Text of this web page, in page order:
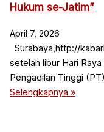
Hukum se-Jatim”
April 7, 2026
Surabaya,http://
setelah libur Hari
Pengadilan Tinggi
Selengkapnya »